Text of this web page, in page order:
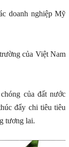
doanh nghiệp Mỹ
của Việt Nam
của đất nước
đẩy chi tiêu tiêu
tương lai.